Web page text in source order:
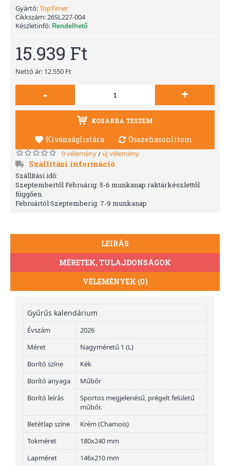
Gyártó:TopTimer
Cikkszám:26SL227-004
Készletinfó: Rendelhető
15.939 Ft
Nettó ár: 12.550 Ft
- +
KOSÁRBA TESZEM
Kívánságlistára Összehasonlítom
0 vélemény/ új vélemény
Szállítási információ
Szállítási idő:
Szeptembertől Februárig: 5-6 munkanap raktárkészlettől
függően.
Februártól Szeptemberig: 7-9 munkanap
LEÍRÁS
MÉRETEK, TULAJDONSÁGOK
VÉLEMÉNYEK (0)
Gyűrűs kalendárium
Évszám
2026
Méret
Nagyméretű 1 (L)
Borító színe
Kék
Borító anyaga
Műbőr
Borító leírás
Sportos megjelenésű, prégelt felületű
műbőr.
Betétlap színe
Krém (Chamois)
Tokméret
180x240 mm
Lapméret
146x210 mm